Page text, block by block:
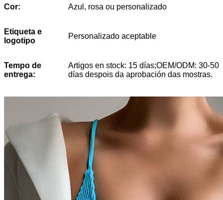
Cor: Azul, rosa ou personalizado
Etiqueta e
logotipo
Personalizado aceptable
Tempo de
entrega:
Artigos en stock: 15 días;OEM/ODM: 30-50
días despois da aprobación das mostras.